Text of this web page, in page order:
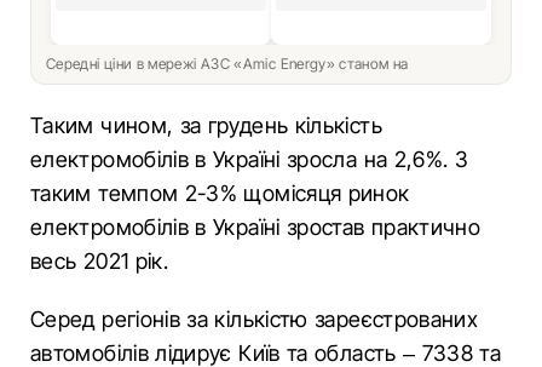
Середні ціни в мережі АЗС «Amic Energy» станом на
Таким чином, за грудень кількість
електромобілів в Україні зросла на 2,6%. З
таким темпом 2-3% щомісяця ринок
електромобілів в Україні зростав практично
весь 2021 рік.
Серед регіонів за кількістю зареєстрованих
автомобілів лідирує Київ та область – 7338 та